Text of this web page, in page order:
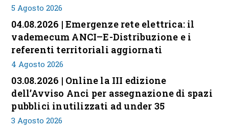
5 Agosto 2026
04.08.2026 | Emergenze rete elettrica: il
vademecum ANCI–E-Distribuzione e i
referenti territoriali aggiornati
4 Agosto 2026
03.08.2026 | Online la III edizione
dell’Avviso Anci per assegnazione di spazi
pubblici inutilizzati ad under 35
3 Agosto 2026